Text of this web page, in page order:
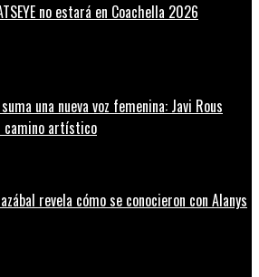
no estará en Coachella 2026
una nueva voz femenina: Javi Rous
camino artístico
revela cómo se conocieron con Alanys